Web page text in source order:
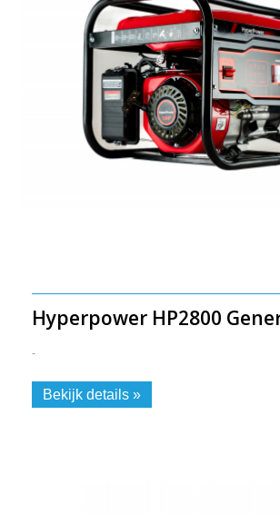
Hyperpower HP2800
-
Bekijk details »